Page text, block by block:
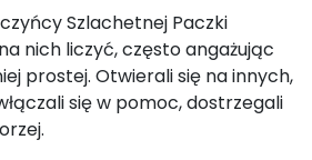
Szlachetnej Paczki
nich liczyć, często angażując
prostej. Otwierali się na innych,
się w pomoc, dostrzegali